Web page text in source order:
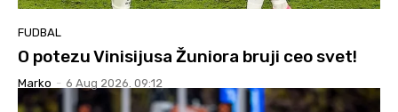
FUDBAL
O potezu Vinisijusa Žuniora bruji ceo svet!
Marko - 6 Aug 2026. 09:12